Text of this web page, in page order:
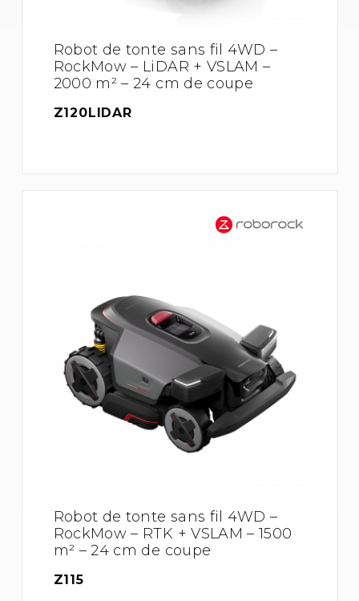
Robot de tonte sans fil 4WD –
RockMow – LiDAR + VSLAM –
2000 m² – 24 cm de coupe
Z120LIDAR
Robot de tonte sans fil 4WD –
RockMow – RTK + VSLAM – 1500
m² – 24 cm de coupe
Z115